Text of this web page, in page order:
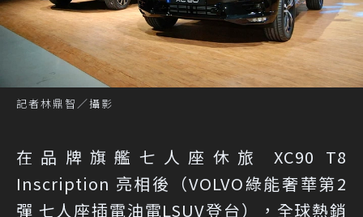
記者林鼎智／攝影
在品牌旗艦七人座休旅 XC90 T8
Inscription 亮相後（VOLVO綠能奢華第2
彈 七人座插電油電LSUV登台），全球熱銷